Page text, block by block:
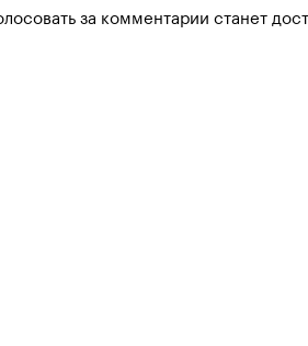
за комментарии станет